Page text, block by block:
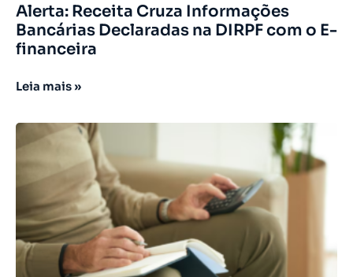
Alerta: Receita Cruza Informações
Bancárias Declaradas na DIRPF com o E-
financeira
Leia mais »